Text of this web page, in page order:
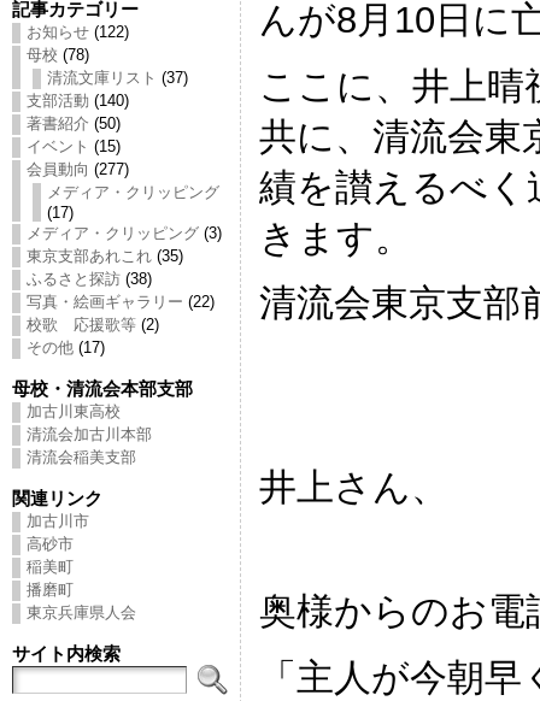
記事カテゴリー
お知らせ (122)
母校 (78)
清流文庫リスト (37)
支部活動 (140)
著書紹介 (50)
イベント (15)
会員動向 (277)
メディア・クリッピング
(17)
メディア・クリッピング (3)
東京支部あれこれ (35)
ふるさと探訪 (38)
写真・絵画ギャラリー (22)
校歌 応援歌等 (2)
その他 (17)
母校・清流会本部支部
加古川東高校
清流会加古川本部
清流会稲美支部
関連リンク
加古川市
高砂市
稲美町
播磨町
東京兵庫県人会
サイト内検索
んが8月10日に
ここに、井上
共に、清流会東
績を讃えるべく
きます。
清流会東京支部
井上さん、
奥様からのお電
「主人が今朝